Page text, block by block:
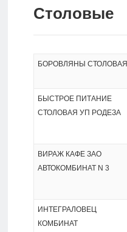
Разделы
Интернет-
магазины
Контакты
Столовые
БОРОВЛЯНЫ СТОЛОВАЯ
БЫСТРОЕ ПИТАНИЕ
СТОЛОВАЯ УП РОДЕЗА
ВИРАЖ КАФЕ ЗАО
АВТОКОМБИНАТ N 3
ИНТЕГРАЛОВЕЦ
КОМБИНАТ